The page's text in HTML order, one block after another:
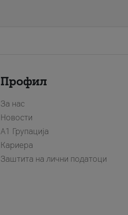
Профил
За нас
Новости
А1 Групација
Кариера
Заштита на лични податоци